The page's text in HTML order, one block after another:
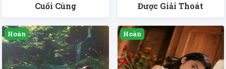
Cuối Cùng
Được Giải Thoát